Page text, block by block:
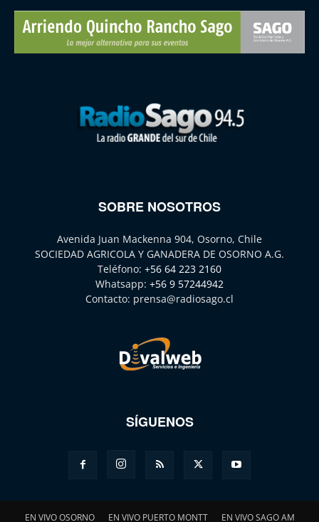
SOBRE NOSOTROS
Avenida Juan Mackenna 904, Osorno, Chile
SOCIEDAD AGRICOLA Y GANADERA DE OSORNO A.G.
Teléfono: +56 64 223 2160
Whatsapp: +56 9 57244942
Contacto: prensa@radiosago.cl
SÍGUENOS
EN VIVO OSORNO EN VIVO PUERTO MONTT EN VIVO SAGO AM